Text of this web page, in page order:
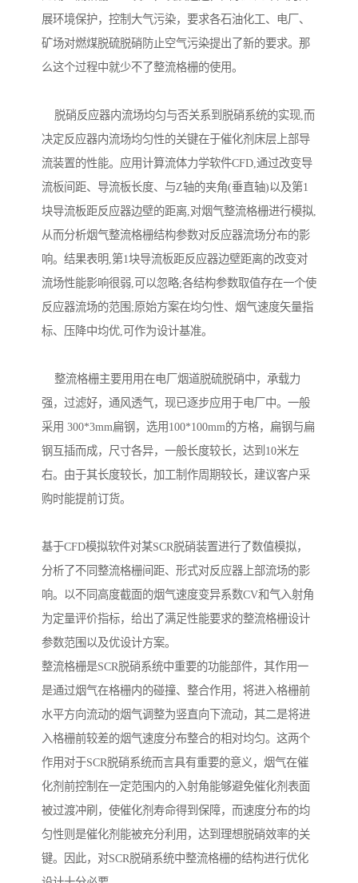
展环境保护，控制大气污染，要求各石油化工、电厂、
矿场对燃煤脱硫脱硝防止空气污染提出了新的要求。那
么这个过程中就少不了整流格栅的使用。
脱硝反应器内流场均匀与否关系到脱硝系统的实现,而
决定反应器内流场均匀性的关键在于催化剂床层上部导
流装置的性能。应用计算流体力学软件CFD,通过改变导
流板间距、导流板长度、与Z轴的夹角(垂直轴)以及第1
块导流板距反应器边壁的距离,对烟气整流格栅进行模拟,
从而分析烟气整流格栅结构参数对反应器流场分布的影
响。结果表明,第1块导流板距反应器边壁距离的改变对
流场性能影响很弱,可以忽略;各结构参数取值存在一个使
反应器流场的范围;原始方案在均匀性、烟气速度矢量指
标、压降中均优,可作为设计基准。
整流格栅主要用用在电厂烟道脱硫脱硝中，承载力
强，过滤好，通风透气，现已逐步应用于电厂中。一般
采用 300*3mm扁钢，选用100*100mm的方格，扁钢与扁
钢互插而成，尺寸各异，一般长度较长，达到10米左
右。由于其长度较长，加工制作周期较长，建议客户采
购时能提前订货。
基于CFD模拟软件对某SCR脱硝装置进行了数值模拟，
分析了不同整流格栅间距、形式对反应器上部流场的影
响。以不同高度截面的烟气速度变异系数CV和气入射角
为定量评价指标，给出了满足性能要求的整流格栅设计
参数范围以及优设计方案。
整流格栅是SCR脱硝系统中重要的功能部件，其作用一
是通过烟气在格栅内的碰撞、整合作用，将进入格栅前
水平方向流动的烟气调整为竖直向下流动，其二是将进
入格栅前较差的烟气速度分布整合的相对均匀。这两个
作用对于SCR脱硝系统而言具有重要的意义，烟气在催
化剂前控制在一定范围内的入射角能够避免催化剂表面
被过渡冲刷，使催化剂寿命得到保障，而速度分布的均
匀性则是催化剂能被充分利用，达到理想脱硝效率的关
键。因此，对SCR脱硝系统中整流格栅的结构进行优化